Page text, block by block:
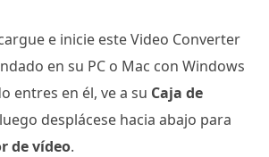
e inicie este Video Converter
en su PC o Mac con Windows
entres en él, ve a su Caja de
desplácese hacia abajo para
de vídeo.